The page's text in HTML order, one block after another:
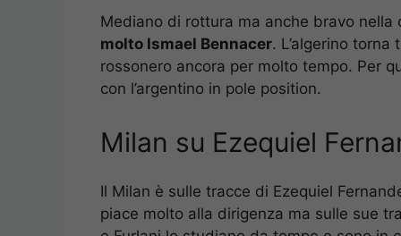
Mediano di rottura ma anche bravo nella
molto Ismael Bennacer. L’algerino
rossonero ancora per molto tempo. Per
con l’argentino in pole position.
Milan su Ezequiel
Il Milan è sulle tracce di Ezequiel
piace molto alla dirigenza ma sulle sue